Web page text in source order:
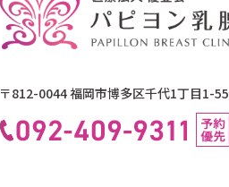
〒812-0044 福岡市博多区千代1丁目1-55